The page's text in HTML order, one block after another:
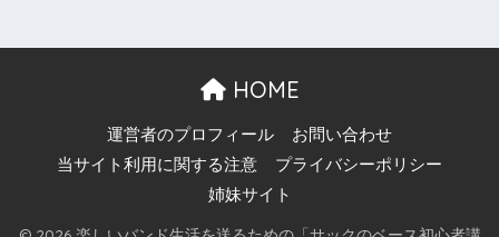
HOME
運営者のプロフィール
お問い合わせ
当サイト利用に関する注意
プライバシーポリシー
姉妹サイト